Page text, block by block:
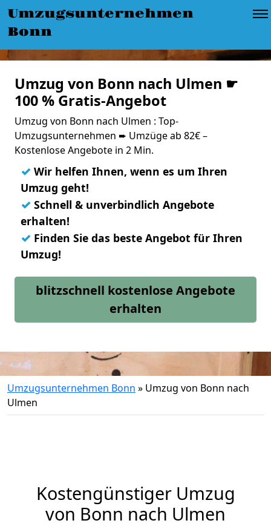
Umzugsunternehmen
Bonn
Umzug von Bonn nach Ulmen ☛
100 % Gratis-Angebot
Umzug von Bonn nach Ulmen : Top-
Umzugsunternehmen ➨ Umzüge ab 82€ –
Kostenlose Angebote in 2 Min.
✓ Wir helfen Ihnen, wenn es um Ihren
Umzug geht!
✓ Schnell & unverbindlich Angebote
erhalten!
✓ Finden Sie das beste Angebot für Ihren
Umzug!
blitzschnell kostenlose Angebote
erhalten
Umzugsunternehmen Bonn » Umzug von Bonn nach
Ulmen
Kostengünstiger Umzug
von Bonn nach Ulmen